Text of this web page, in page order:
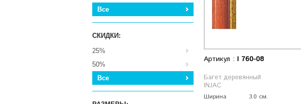
Все
СКИДКИ:
25%
50%
Все
Артикул : I 760-08
Багет деревянный
INJAC
Ширина 3.0 см.